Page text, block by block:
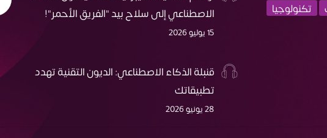
تكنولوجيا
الاصطناعي إلى سلاح بيد "الفريق الأحمر"!
15 يوليو 2026
قنبلة الذكاء الاصطناعي: الديون التقنية تهدد
تطبيقاتك
28 يونيو 2026